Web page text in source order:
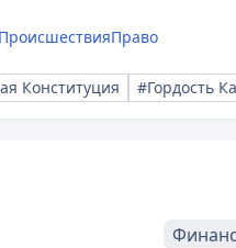
ПроисшествияПраво
Конституция #Гордость